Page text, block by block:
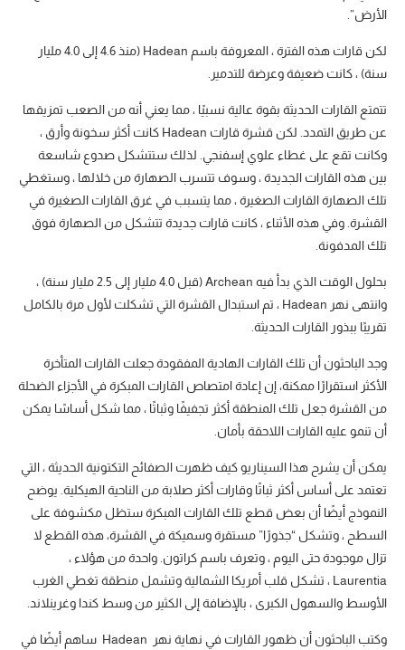
الأرض”.
لكن قارات هذه الفترة ، المعروفة باسم Hadean (منذ 4.6 إلى 4.0 مليار
سنة) ، كانت ضعيفة وعرضة للتدمير.
تتمتع القارات الحديثة بقوة عالية نسبيًا ، مما يعني أنه من الصعب تمزيقها
عن طريق التمدد. لكن قشرة قارات Hadean كانت أكثر سخونة وأرق ،
وكانت تقع على غطاء علوي إسفنجي. لذلك ستتشكل صدوع شاسعة
بين هذه القارات الجديدة ، وسوف تتسرب الصهارة من خلالها ، وستغطي
تلك الصهارة القارات الصغيرة ، مما يتسبب في غرق القارات الصغيرة في
القشرة. وفي هذه الأثناء ، كانت قارات جديدة تتشكل من الصهارة فوق
تلك المدفونة.
بحلول الوقت الذي بدأ فيه Archean (قبل 4.0 مليار إلى 2.5 مليار سنة) ،
وانتهى نهر Hadean ، تم استبدال القشرة التي تشكلت لأول مرة بالكامل
تقريبًا ببذور القارات الحديثة.
وجد الباحثون أن تلك القارات الهادية المفقودة جعلت القارات المتأخرة
الأكثر استقرارًا ممكنة، إن إعادة امتصاص القارات المبكرة في الأجزاء الضحلة
من القشرة جعل تلك المنطقة أكثر تجفيفًا وثباتًا ، مما شكل أساسًا يمكن
أن تنمو عليه القارات اللاحقة بأمان.
يمكن أن يشرح هذا السيناريو كيف ظهرت الصفائح التكتونية الحديثة ، التي
تعتمد على أساس أكثر ثباتًا وقارات أكثر صلابة من الناحية الهيكلية. يوضح
النموذج أيضًا أن بعض قطع تلك القارات المبكرة ستظل مكشوفة على
السطح ، وتشكل “جذورًا” مستقرة وسميكة في القشرة، هذه القطع لا
تزال موجودة حتى اليوم ، وتعرف باسم كراتون. واحدة من هؤلاء ،
Laurentia ، تشكل قلب أمريكا الشمالية وتشمل منطقة تغطي الغرب
الأوسط والسهول الكبرى ، بالإضافة إلى الكثير من وسط كندا وغرينلاند.
وكتب الباحثون أن ظهور القارات في نهاية نهر Hadean ساهم أيضًا في